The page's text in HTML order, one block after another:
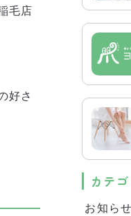
毛店
好さ
カテゴ
お知らせ